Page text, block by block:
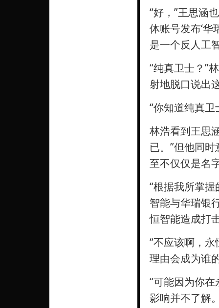
“好，”王思涵
体账号发布‘华
是一个反人工
“纯真卫士？”
射地脱口说出
“你知道纯真
林浩看到王思
已。”但他同
至不仅仅是名
“根据我所掌
智能与华瑞银
恒智能造成打
“不应该啊，
理由会成为谁
“可能因为你
影响并不了解